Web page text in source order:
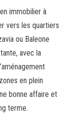
immobilier à
vers les quartiers
ou Baleone
avec la
en plein
bonne affaire et
terme.